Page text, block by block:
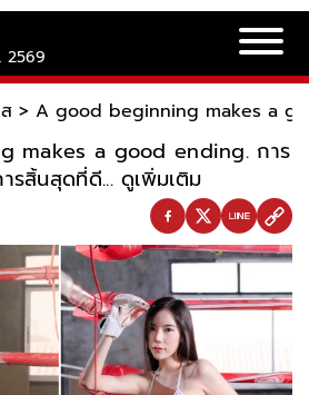
2569
> A good beginning makes a
makes a good ending. การ
รสิ้นสุดที่ดี... ดูเพิ่มเติม